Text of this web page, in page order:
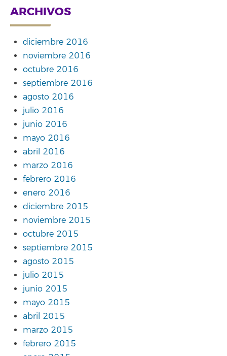
ARCHIVOS
diciembre 2016
noviembre 2016
octubre 2016
septiembre 2016
agosto 2016
julio 2016
junio 2016
mayo 2016
abril 2016
marzo 2016
febrero 2016
enero 2016
diciembre 2015
noviembre 2015
octubre 2015
septiembre 2015
agosto 2015
julio 2015
junio 2015
mayo 2015
abril 2015
marzo 2015
febrero 2015